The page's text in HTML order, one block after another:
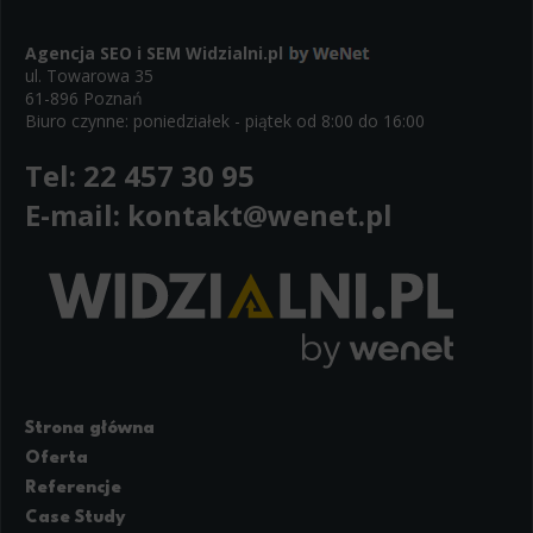
Agencja SEO i SEM Widzialni.pl
ul. Towarowa 35
61-896 Poznań
Biuro czynne: poniedziałek - piątek od 8:00 do 16:00
Tel: 22 457 30 95
E-mail: kontakt@wenet.pl
Strona główna
Oferta
Referencje
Case Study